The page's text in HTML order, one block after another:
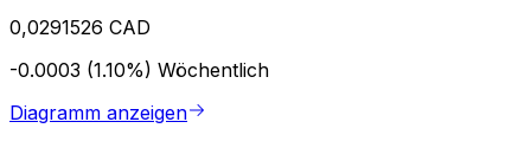
0,0291526 CAD
-0.0003 (1.10%) Wöchentlich
Diagramm anzeigen